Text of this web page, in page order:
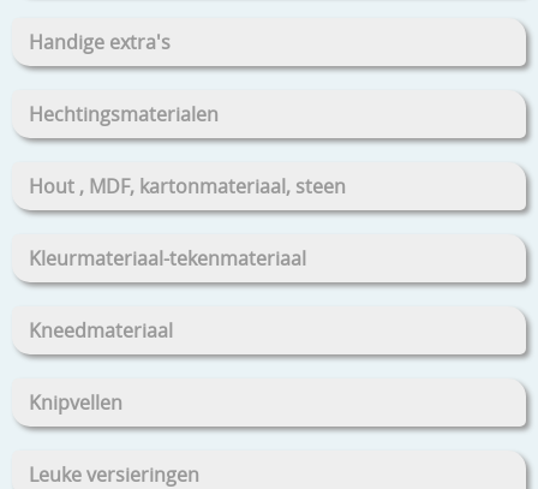
Handige extra's
Hechtingsmaterialen
Hout , MDF, kartonmateriaal, steen
Kleurmateriaal-tekenmateriaal
Kneedmateriaal
Knipvellen
Leuke versieringen